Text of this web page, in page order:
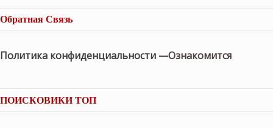
Обратная Связь
Политика конфиденциальности —Ознакомится
ПОИСКОВИКИ ТОП